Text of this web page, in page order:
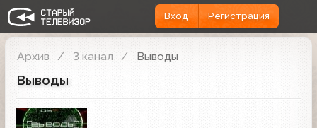
Вход Регистрация
Архив 3 канал Выводы
Выводы